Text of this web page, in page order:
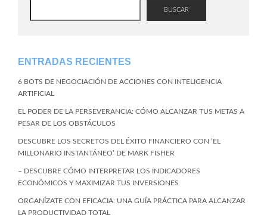
BUSCAR
ENTRADAS RECIENTES
6 BOTS DE NEGOCIACIÓN DE ACCIONES CON INTELIGENCIA
ARTIFICIAL
EL PODER DE LA PERSEVERANCIA: CÓMO ALCANZAR TUS METAS A
PESAR DE LOS OBSTÁCULOS
DESCUBRE LOS SECRETOS DEL ÉXITO FINANCIERO CON ‘EL
MILLONARIO INSTANTÁNEO’ DE MARK FISHER
– DESCUBRE CÓMO INTERPRETAR LOS INDICADORES
ECONÓMICOS Y MAXIMIZAR TUS INVERSIONES
ORGANÍZATE CON EFICACIA: UNA GUÍA PRÁCTICA PARA ALCANZAR
LA PRODUCTIVIDAD TOTAL